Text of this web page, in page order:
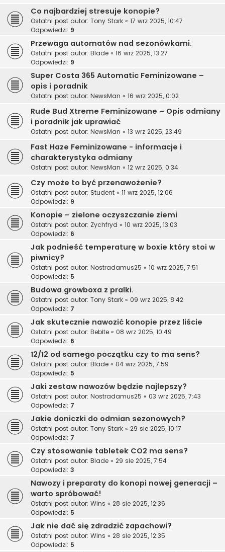
Co najbardziej stresuje konopie?
Ostatni post autor: Tony Stark « 17 wrz 2025, 10:47
Odpowiedzi: 9
Przewaga automatów nad sezonówkami.
Ostatni post autor: Blade « 16 wrz 2025, 13:27
Odpowiedzi: 9
Super Costa 365 Automatic Feminizowane –
opis i poradnik
Ostatni post autor: NewsMan « 16 wrz 2025, 0:02
Rude Bud Xtreme Feminizowane – Opis odmiany
i poradnik jak uprawiać
Ostatni post autor: NewsMan « 13 wrz 2025, 23:49
Fast Haze Feminizowane - informacje i
charakterystyka odmiany
Ostatni post autor: NewsMan « 12 wrz 2025, 0:34
Czy może to być przenawożenie?
Ostatni post autor: Student « 11 wrz 2025, 12:06
Odpowiedzi: 9
Konopie – zielone oczyszczanie ziemi
Ostatni post autor: Zychfryd « 10 wrz 2025, 13:03
Odpowiedzi: 6
Jak podnieść temperaturę w boxie który stoi w
piwnicy?
Ostatni post autor: Nostradamus25 « 10 wrz 2025, 7:51
Odpowiedzi: 5
Budowa growboxa z pralki.
Ostatni post autor: Tony Stark « 09 wrz 2025, 8:42
Odpowiedzi: 7
Jak skutecznie nawozić konopie przez liście
Ostatni post autor: Bebite « 08 wrz 2025, 10:49
Odpowiedzi: 6
12/12 od samego początku czy to ma sens?
Ostatni post autor: Blade « 04 wrz 2025, 7:59
Odpowiedzi: 5
Jaki zestaw nawozów będzie najlepszy?
Ostatni post autor: Nostradamus25 « 03 wrz 2025, 7:43
Odpowiedzi: 7
Jakie doniczki do odmian sezonowych?
Ostatni post autor: Tony Stark « 29 sie 2025, 10:17
Odpowiedzi: 7
Czy stosowanie tabletek CO2 ma sens?
Ostatni post autor: Blade « 29 sie 2025, 7:54
Odpowiedzi: 3
Nawozy i preparaty do konopi nowej generacji –
warto spróbować!
Ostatni post autor: Wins « 28 sie 2025, 12:36
Odpowiedzi: 5
Jak nie dać się zdradzić zapachowi?
Ostatni post autor: Wins « 28 sie 2025, 12:35
Odpowiedzi: 5